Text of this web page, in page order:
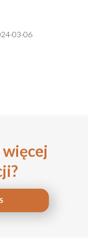
03-06